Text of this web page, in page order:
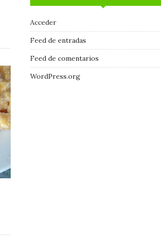
Acceder
Feed de entradas
Feed de comentarios
WordPress.org